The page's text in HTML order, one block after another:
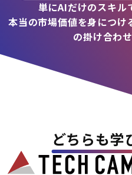
単にAIだけのスキル
本当の市場価値を身につけ
の掛け合わ
どちらも学